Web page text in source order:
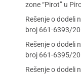
zone “Pirot” u
Rešenje o dodeli
broj 661-6393/
Rešenje o dodeli
broj 661-6395/
Rešenje o dodeli